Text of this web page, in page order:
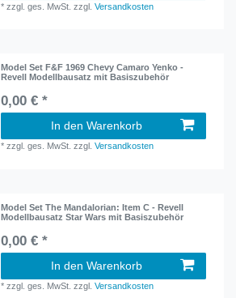
*zzgl. ges. MwSt. zzgl.Versandkosten
Model Set F&F 1969 Chevy Camaro Yenko -
Revell Modellbausatz mit Basiszubehör
0,00 € *
In den Warenkorb
*zzgl. ges. MwSt. zzgl.Versandkosten
Model Set The Mandalorian: Item C - Revell
Modellbausatz Star Wars mit Basiszubehör
0,00 € *
In den Warenkorb
*zzgl. ges. MwSt. zzgl.Versandkosten